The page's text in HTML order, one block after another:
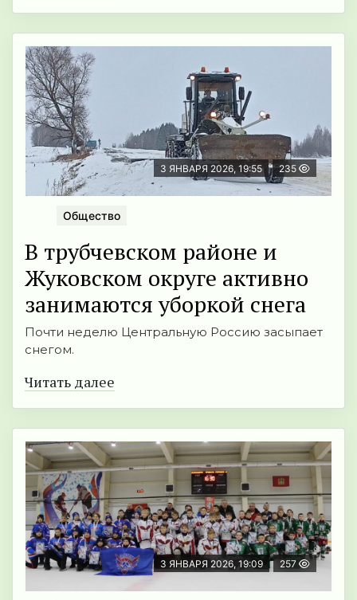
3 ЯНВАРЯ 2026, 19:55 235
Общество
В трубчевском районе и
Жуковском округе активно
занимаются уборкой снега
Почти неделю Центральную Россию засыпает
снегом.
Читать далее
3 ЯНВАРЯ 2026, 19:09 257